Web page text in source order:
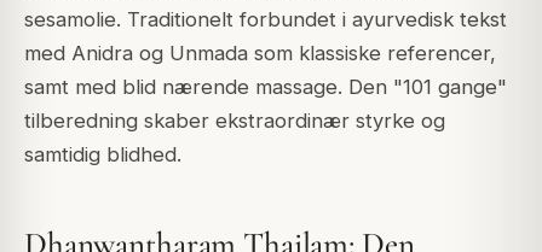
sesamolie. Traditionelt forbundet i ayurvedisk tekst
med Anidra og Unmada som klassiske referencer,
samt med blid nærende massage. Den "101 gange"
tilberedning skaber ekstraordinær styrke og
samtidig blidhed.
Dhanwantharam Thailam: Den